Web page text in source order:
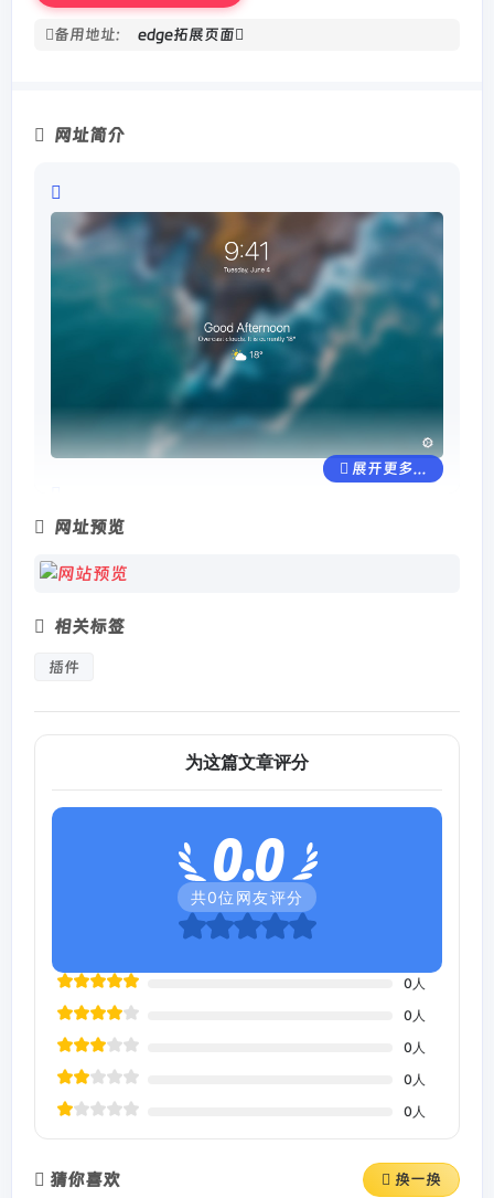
备用地址: edge拓展页面
网址简介
展开更多...
网址预览
相关标签
插件
为这篇文章评分
0.0
共0位网友评分
0 人
0 人
0 人
0 人
0 人
猜你喜欢 换一换